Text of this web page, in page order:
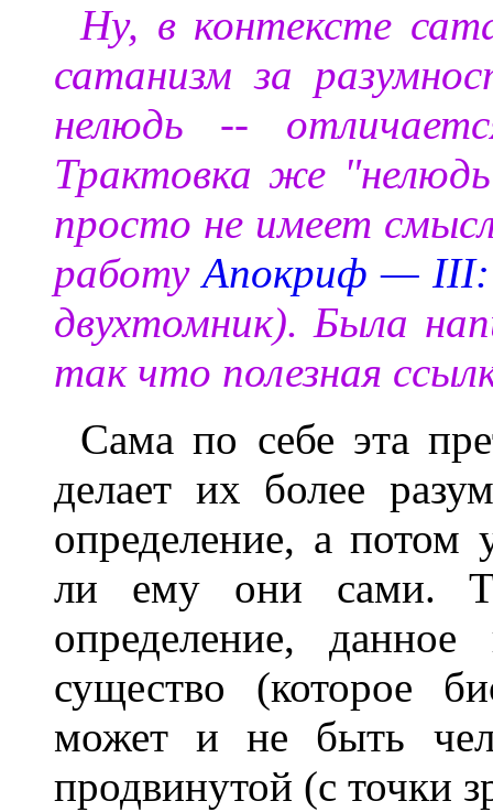
Ну, в контексте
сатанизм за
нелюдь --
Трактовка же
просто не имеет
работуАпокриф — III:
двухтомник). Была
так что полезная
Сама по себе эта
делает их более
определение, а потом
ли ему они сами.
определение,
существо (которое
может и не быть
продвинутой (с точки